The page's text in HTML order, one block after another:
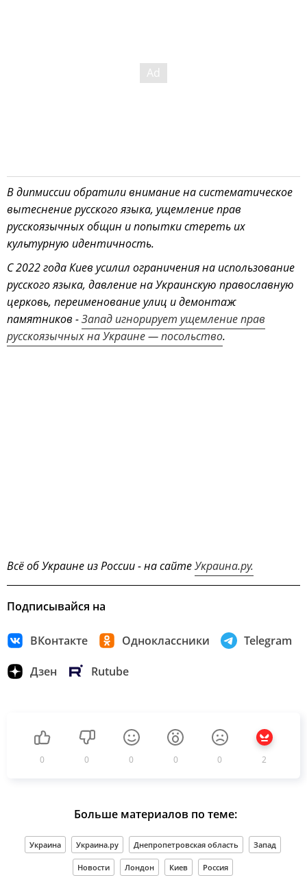
В дипмиссии обратили внимание на систематическое
вытеснение русского языка, ущемление прав
русскоязычных общин и попытки стереть их
культурную идентичность.
С 2022 года Киев усилил ограничения на использование
русского языка, давление на Украинскую православную
церковь, переименование улиц и демонтаж
памятников -Запад игнорирует ущемление прав
русскоязычных на Украине — посольство.
Всё об Украине из России - на сайтеУкраина.ру.
Подписывайся на
ВКонтакте Одноклассники Telegram
Дзен Rutube
0 0 0 0 0 2
Больше материалов по теме:
Украина Украина.ру Днепропетровская область Запад
Новости Лондон Киев Россия